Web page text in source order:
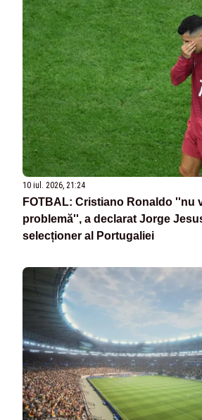
10 iul. 2026, 21:24
FOTBAL: Cristiano Ronaldo ''nu
problemă'', a declarat Jorge
selecționer al Portugaliei